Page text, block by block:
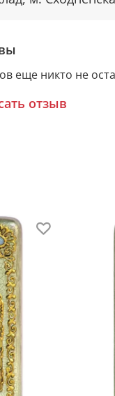
удобно для
крещения по
появляется
всей
еще никто не
отзыв